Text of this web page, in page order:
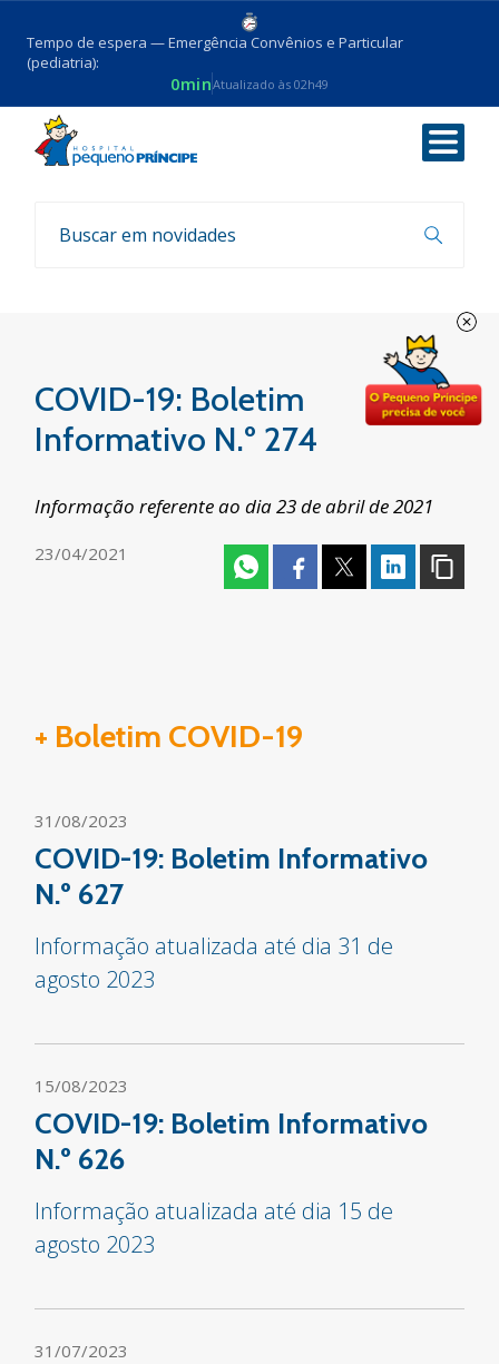
Tempo de espera — Emergência Convênios e Particular
(pediatria):
0minAtualizado às 02h49
Voltar
Boletim COVID-19
COVID-19: Boletim
Informativo N.º 274
Informação referente ao dia 23 de abril de 2021
23/04/2021
+ Boletim COVID-19
31/08/2023
COVID-19: Boletim Informativo
N.º 627
Informação atualizada até dia 31 de
agosto 2023
15/08/2023
COVID-19: Boletim Informativo
N.º 626
Informação atualizada até dia 15 de
agosto 2023
31/07/2023